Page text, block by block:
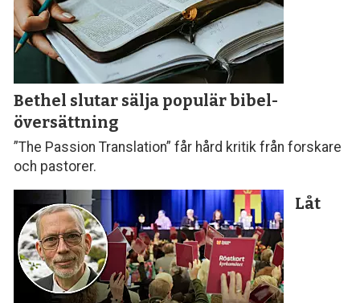
Bethel slutar sälja populär bibel­
översättning
”The Passion Translation” får hård kritik från forskare
och pastorer.
Låt